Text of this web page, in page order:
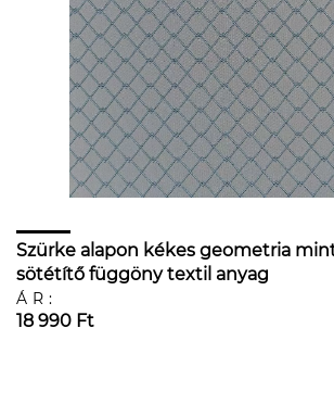
Szürke alapon kékes geometria
sötétítő függöny textil anyag
ÁR:
18 990 Ft